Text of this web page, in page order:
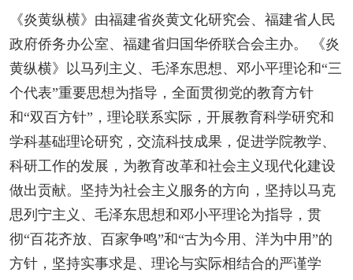
《炎黄纵横》由福建省炎黄文化研究会、福建省人民
政府侨务办公室、福建省归国华侨联合会主办。 《炎
黄纵横》以马列主义、毛泽东思想、邓小平理论和“三
个代表”重要思想为指导，全面贯彻党的教育方针
和“双百方针”，理论联系实际，开展教育科学研究和
学科基础理论研究，交流科技成果，促进学院教学、
科研工作的发展，为教育改革和社会主义现代化建设
做出贡献。坚持为社会主义服务的方向，坚持以马克
思列宁主义、毛泽东思想和邓小平理论为指导，贯
彻“百花齐放、百家争鸣”和“古为今用、洋为中用”的
方针，坚持实事求是、理论与实际相结合的严谨学